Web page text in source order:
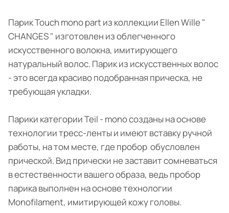
Парик Touch mono part из коллекции Ellen Wille "
CHANGES " изготовлен из облегченного
искусственного волокна, имитирующего
натуральный волос. Парик из искусственных волос
- это всегда красиво подобранная прическа, не
требующая укладки.
Парики категории Teil - mono созданы на основе
технологии тресс-ленты и имеют вставку ручной
работы, на том месте, где пробор обусловлен
прической. Вид прически не заставит сомневаться
в естественности вашего образа, ведь пробор
парика выполнен на основе технологии
Monofilament, имитирующей кожу головы.